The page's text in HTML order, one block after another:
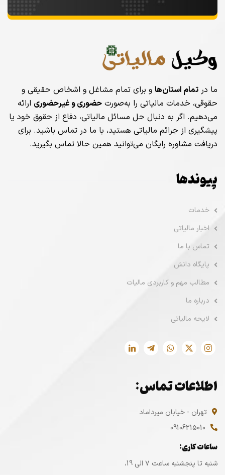
ما در تمام استان‌ها و برای تمام مشاغل و اشخاص حقیقی و
حقوقی، خدمات مالیاتی را به‌صورت حضوری و غیرحضوری ارائه
می‌دهیم. اگر به دنبال حل مسائل مالیاتی، دفاع از حقوق خود یا
پیشگیری از جرائم مالیاتی هستید، با ما در تماس باشید. برای
دریافت مشاوره رایگان می‌توانید همین حالا تماس بگیرید.
پیوندها
خدمات
اخبار مالیاتی
تماس با ما
پایگاه دانش
مطالب مهم و کاربردی مالیات
درباره ما
لایحه مالیاتی
اطلاعات تماس:
تهران - خیابان میرداماد
09106215010
ساعات کاری:
شنبه تا پنجشنبه ساعت ۷ الی 19،